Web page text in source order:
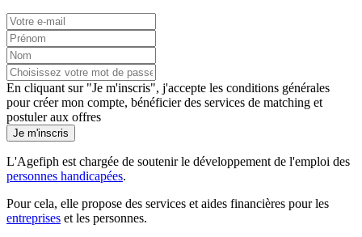
En cliquant sur "Je m'inscris", j'accepte les conditions générales
pour créer mon compte, bénéficier des services de matching et
postuler aux offres
Je m'inscris
L'Agefiph est chargée de soutenir le développement de l'emploi des
personnes handicapées.
Pour cela, elle propose des services et aides financières pour les
entreprises et les personnes.